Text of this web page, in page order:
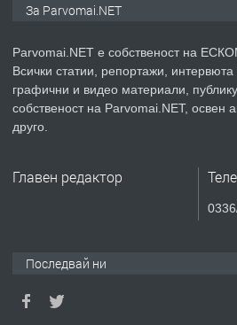
ПРЕДЛАГА Уроци по
За Parvomai.NET
Parvomai.NET е собственост на
Всички статии, репортажи, интервюта
графични и видео материали,
собственост на Parvomai.NET, освен
друго.
Главен редактор
Последвай ни